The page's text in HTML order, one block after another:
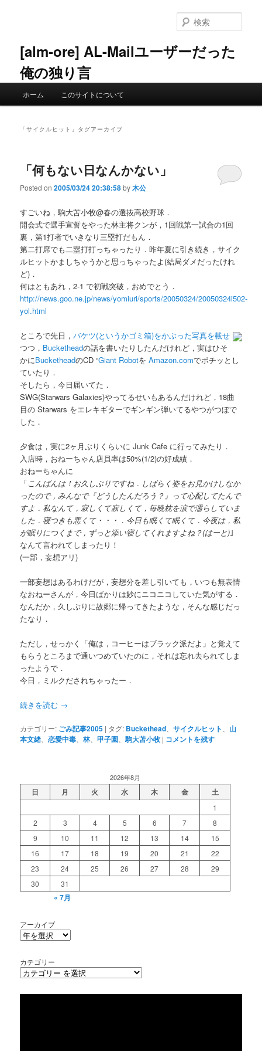
ン
へ
ツ
移
[alm-ore] AL-Mailユーザーだった
俺の独り言
索
ホーム このサイトについて
「サイクルヒット 」タグアーカイブ
「何もない日なんかない」
Posted on2005/03/24 20:38:58by木公
すごいね，駒大苫小牧@春の選抜高校野球．
開会式で選手宣誓をやった林主将クンが，1回戦第一試合の1回
裏，第1打者でいきなり三塁打だもん．
第二打席でも二塁打打っちゃったり．昨年夏に引き続き，サイク
ルヒットかましちゃうかと思っちゃったよ(結局ダメだったけれ
ど)．
何はともあれ，2-1 で初戦突破，おめでとう．
http://news.goo.ne.jp/news/yomiuri/sports/20050324/20050324i502-
yol.html
ところで先日，バケツ(というかゴミ箱)をかぶった写真を載せ
つつ， Bucketheadの話を書いたりしたんだけれど，実はひそ
かにBucketheadのCD “Giant RobotをAmazon.comでポチッとし
ていたり．
そしたら，今日届いてた．
SWG(Starwars Galaxies)やってるせいもあるんだけれど，18曲
目の Starwars をエレキギターでギンギン弾いてるやつがつぼで
した．
夕食は，実に2ヶ月ぶりくらいに Junk Cafe に行ってみたり．
入店時，おねーちゃん店員率は50%(1/2)の好成績．
おねーちゃんに
「こんばんは！お久しぶりですね．しばらく姿をお見かけしなか
ったので，みんなで『どうしたんだろう？』って心配してたんで
すよ．私なんて，寂しくて寂しくて，毎晩枕を涙で濡らしていま
した．寝つきも悪くて・・・．今日も眠くて眠くて．今夜は，私
が眠りにつくまで，ずっと添い寝してくれますよね？(はーと)｣
なんて言われてしまったり！
(一部，妄想アリ)
一部妄想はあるわけだが，妄想分を差し引いても，いつも無表情
なおねーさんが，今日ばかりは妙にニコニコしていた気がする．
なんだか，久しぶりに故郷に帰ってきたような，そんな感じだっ
たなり．
ただし，せっかく「俺は，コーヒーはブラック派だよ」と覚えて
もらうところまで通いつめていたのに，それは忘れ去られてしま
ったようで．
今日，ミルクだされちゃったー．
続きを読む →
カテゴリー: ごみ記事2005 | タグ: Buckethead 、サイクルヒット
山
本文緒 、恋愛中毒 、林、甲子園 、駒大苫小牧 | コメントを残す
2026年8月
日 月 火 水 木 金 土
1
2
3 4 5 6 7
8
9
10 11 12 13 14
15
16
17 18 19 20 21
22
23
24 25 26 27 28
29
30
31
« 7月
アーカイブ
カテゴリー